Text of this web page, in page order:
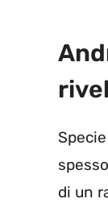
di un